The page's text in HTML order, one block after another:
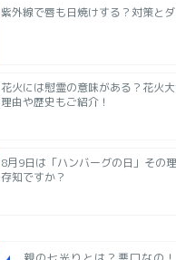
紫外線で唇も日焼けする？対策と
花火には慰霊の意味がある？花火
理由や歴史もご紹介！
8月9日は「ハンバーグの日」その
存知ですか？